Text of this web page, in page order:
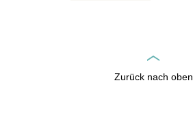
Zurück nach oben